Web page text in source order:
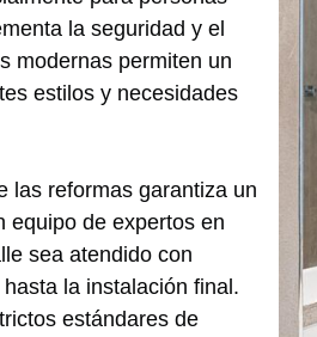
la seguridad y el
modernas permiten un
estilos y necesidades
las reformas garantiza un
equipo de expertos en
sea atendido con
la instalación final.
estándares de